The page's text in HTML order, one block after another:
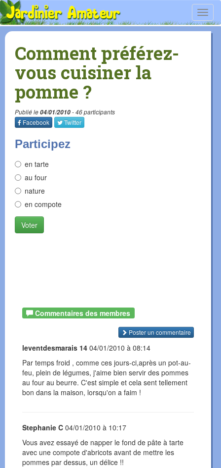
Comment préférez-
vous cuisiner la
pomme ?
Publié le04/01/2010- 46 participants
Facebook Twitter
Participez
en tarte
au four
nature
en compote
Voter
Commentaires des membres
Poster un commentaire
leventdesmarais 14 04/01/2010 à 08:14
Par temps froid , comme ces jours-ci,après un pot-au-
feu, plein de légumes, j'aime bien servir des pommes
au four au beurre. C'est simple et cela sent tellement
bon dans la maison, lorsqu'on a faim !
Stephanie C 04/01/2010 à 10:17
Vous avez essayé de napper le fond de pâte à tarte
avec une compote d'abricots avant de mettre les
pommes par dessus, un délice !!